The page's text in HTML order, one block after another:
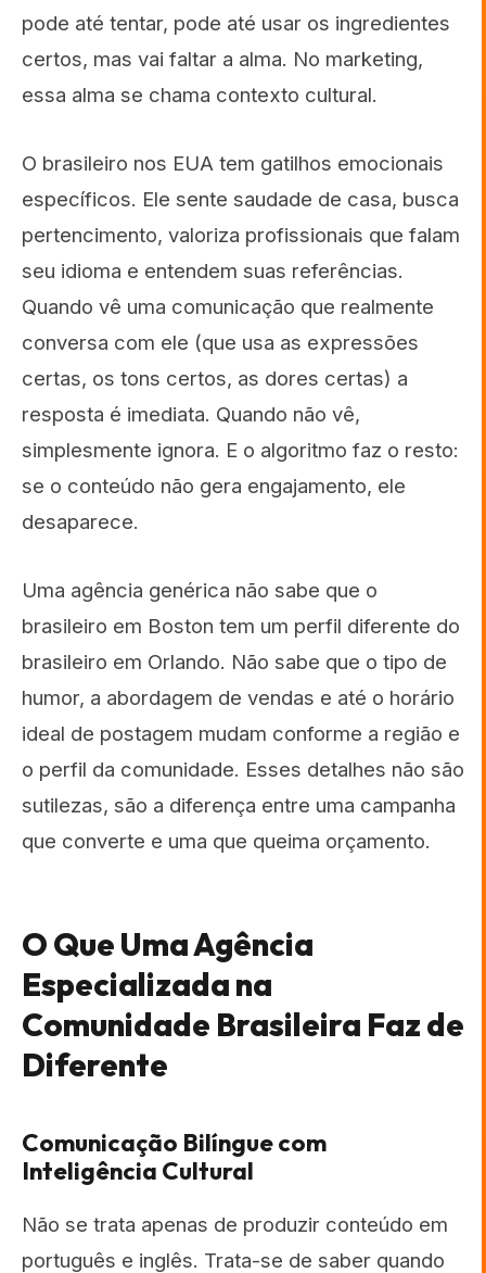
pode até tentar, pode até usar os ingredientes
certos, mas vai faltar a alma. No marketing,
essa alma se chama contexto cultural.
O brasileiro nos EUA tem gatilhos emocionais
específicos. Ele sente saudade de casa, busca
pertencimento, valoriza profissionais que falam
seu idioma e entendem suas referências.
Quando vê uma comunicação que realmente
conversa com ele (que usa as expressões
certas, os tons certos, as dores certas) a
resposta é imediata. Quando não vê,
simplesmente ignora. E o algoritmo faz o resto:
se o conteúdo não gera engajamento, ele
desaparece.
Uma agência genérica não sabe que o
brasileiro em Boston tem um perfil diferente do
brasileiro em Orlando. Não sabe que o tipo de
humor, a abordagem de vendas e até o horário
ideal de postagem mudam conforme a região e
o perfil da comunidade. Esses detalhes não são
sutilezas, são a diferença entre uma campanha
que converte e uma que queima orçamento.
O Que Uma Agência
Especializada na
Comunidade Brasileira Faz de
Diferente
Comunicação Bilíngue com
Inteligência Cultural
Não se trata apenas de produzir conteúdo em
português e inglês. Trata-se de saber quando